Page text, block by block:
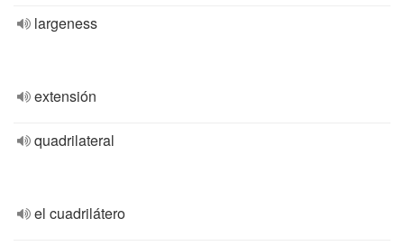
largeness
extensión
quadrilateral
el cuadrilátero